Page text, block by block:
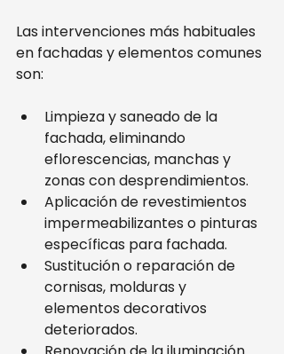
Las intervenciones más habituales
en fachadas y elementos comunes
son:
Limpieza y saneado de la
fachada, eliminando
eflorescencias, manchas y
zonas con desprendimientos.
Aplicación de revestimientos
impermeabilizantes o pinturas
específicas para fachada.
Sustitución o reparación de
cornisas, molduras y
elementos decorativos
deteriorados.